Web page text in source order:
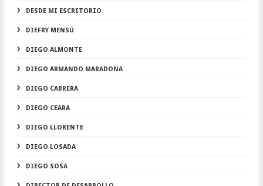
DESDE MI ESCRITORIO
DIEFRY MENSÚ
DIEGO ALMONTE
DIEGO ARMANDO MARADONA
DIEGO CABRERA
DIEGO CEARA
DIEGO LLORENTE
DIEGO LOSADA
DIEGO SOSA